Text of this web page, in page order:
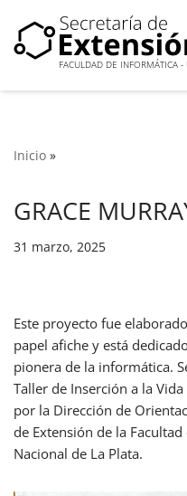
Ir
contenido
Inicio »
GRACE
31 marzo, 2025
Este proyecto fue
papel afiche y está
pionera de la informática.
Taller de Inserción a la
por la Dirección de
de Extensión de la
Nacional de La Plata.